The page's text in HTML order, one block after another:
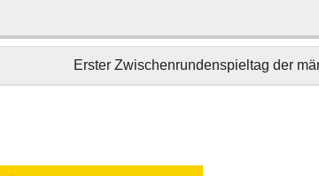
Erster Zwischenrundenspieltag der